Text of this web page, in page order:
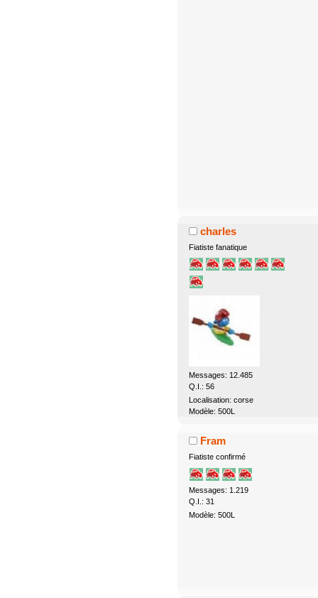
charles
Fiatiste fanatique
Messages: 12.485
Q.I.: 56
Localisation: corse
Modèle: 500L
Fram
Fiatiste confirmé
Messages: 1.219
Q.I.: 31
Modèle: 500L